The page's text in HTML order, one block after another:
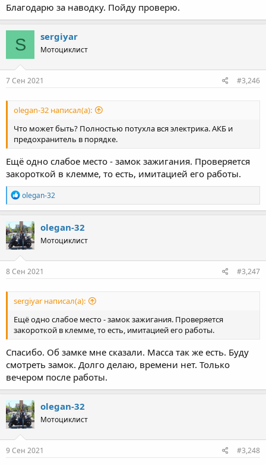
До потребителя доходит 220000 - 159 = 219 841 В.
КПД линии равен 219841/220000 = 0.999277272727 или 99.92%.
Ещё вопросы имеются, зачем поднимать напряжение в линии
и уменьшать ток?
Благодарю за наводку. Пойду проверю.
S sergiyar
Мотоциклист
7 Сен 2021 #3,246
olegan-32 написал(а):
Что может быть? Полностью потухла вся электрика. АКБ и
предохранитель в порядке.
Ещё одно слабое место - замок зажигания. Проверяется
закороткой в клемме, то есть, имитацией его работы.
R
e
a
c
t
i
o
n
s
olegan-32
olegan-32
Мотоциклист
8 Сен 2021 #3,247
sergiyar написал(а):
Ещё одно слабое место - замок зажигания. Проверяется
закороткой в клемме, то есть, имитацией его работы.
Спасибо. Об замке мне сказали. Масса так же есть. Буду
смотреть замок. Долго делаю, времени нет. Только
вечером после работы.
olegan-32
Мотоциклист
9 Сен 2021 #3,248